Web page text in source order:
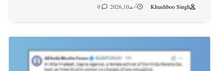
Khushboo Singh
اگست 10, 2026 0